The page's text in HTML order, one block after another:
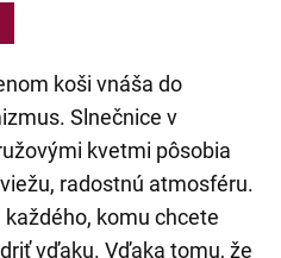
koši vnáša do
Slnečnice v
kvetmi pôsobia
radostnú atmosféru.
komu chcete
vďaku. Vďaka tomu, že